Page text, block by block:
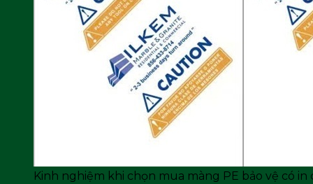
Kinh nghiệm khi chọn mua màng PE bảo vệ có in